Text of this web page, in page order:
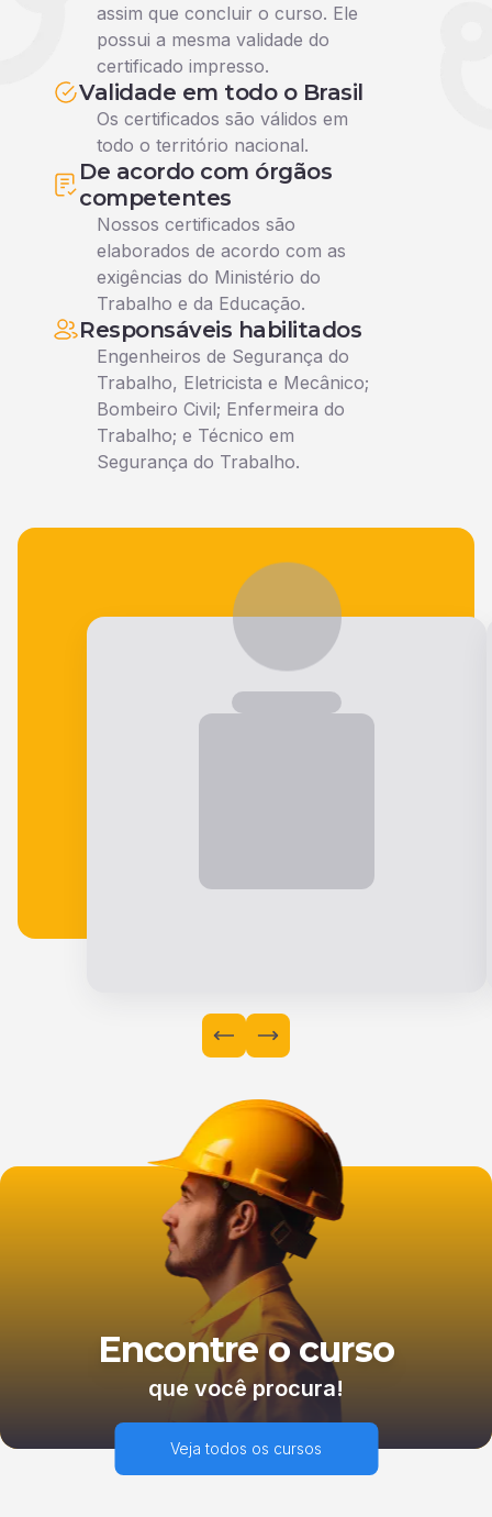
assim que concluir o curso. Ele
possui a mesma validade do
certificado impresso.
Validade em todo o Brasil
Os certificados são válidos em
todo o território nacional.
De acordo com órgãos
competentes
Nossos certificados são
elaborados de acordo com as
exigências do Ministério do
Trabalho e da Educação.
Responsáveis habilitados
Engenheiros de Segurança do
Trabalho, Eletricista e Mecânico;
Bombeiro Civil; Enfermeira do
Trabalho; e Técnico em
Segurança do Trabalho.
Veja o que nossos alunos falam
Encontre o curso
que você procura!
Veja todos os cursos